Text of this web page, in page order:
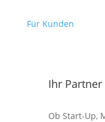
Für Kunden
Ihr Partner
Ob Start-Up,